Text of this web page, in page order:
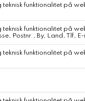
under Chetna; En
samt opnå